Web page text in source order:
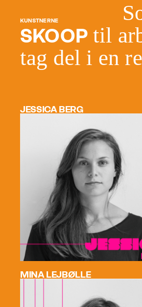
KUNSTNERNE
SKOOPtil
tag del i en
JESSICA BERG
MINA LEJBØLLE